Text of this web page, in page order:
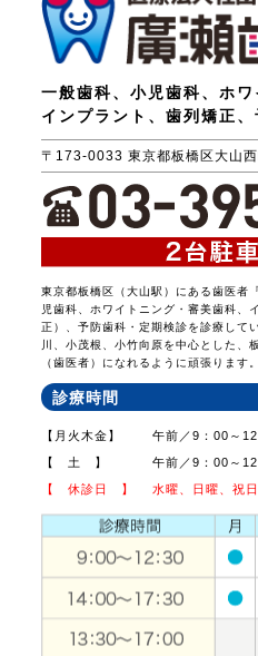
一般歯科、小児歯科、ホワ
インプラント、歯列矯正
〒173-0033 東京都板橋区大山
東京都板橋区（大山駅）にある歯医者
児歯科、ホワイトニング・審美歯科、
正）、予防歯科・定期検診を診療して
川、小茂根、小竹向原を中心とした、
（歯医者）になれるように頑張ります。
診療時間
【月火木金】
午前／9：00～
【 土 】
午前／9：00～
【 休診日 】
水曜、日曜、祝日